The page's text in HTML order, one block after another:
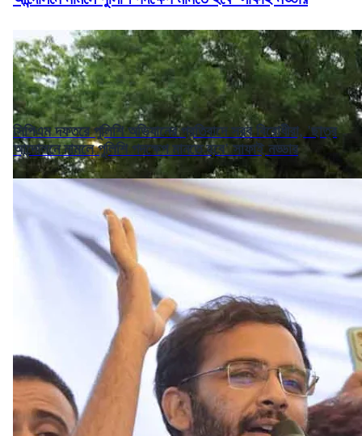
সিপিএম দফতরে পুলিশি অভিযানের প্রতিবাদে সরব বিরোধীরা, 'ছাত্র
আন্দোলনে নামলে পুলিশি পদক্ষেপ মানতে হবে' সাফাই নড্ডার